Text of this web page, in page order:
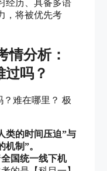
经历、具备多语
，将被优先考
情分析：
过吗？
？难在哪里？ 极
类的时间压迫”与
机制”。
全国统一线下机